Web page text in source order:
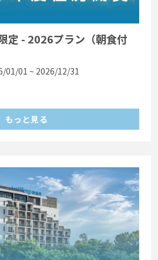
定 - 2026プラン（朝食付
01/01 ~ 2026/12/31
もっと見る